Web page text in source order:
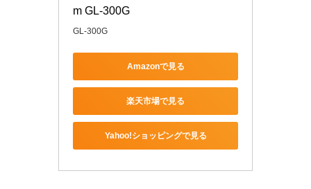
m GL-300G
GL-300G
Amazonで見る
楽天市場で見る
Yahoo!ショッピングで見る